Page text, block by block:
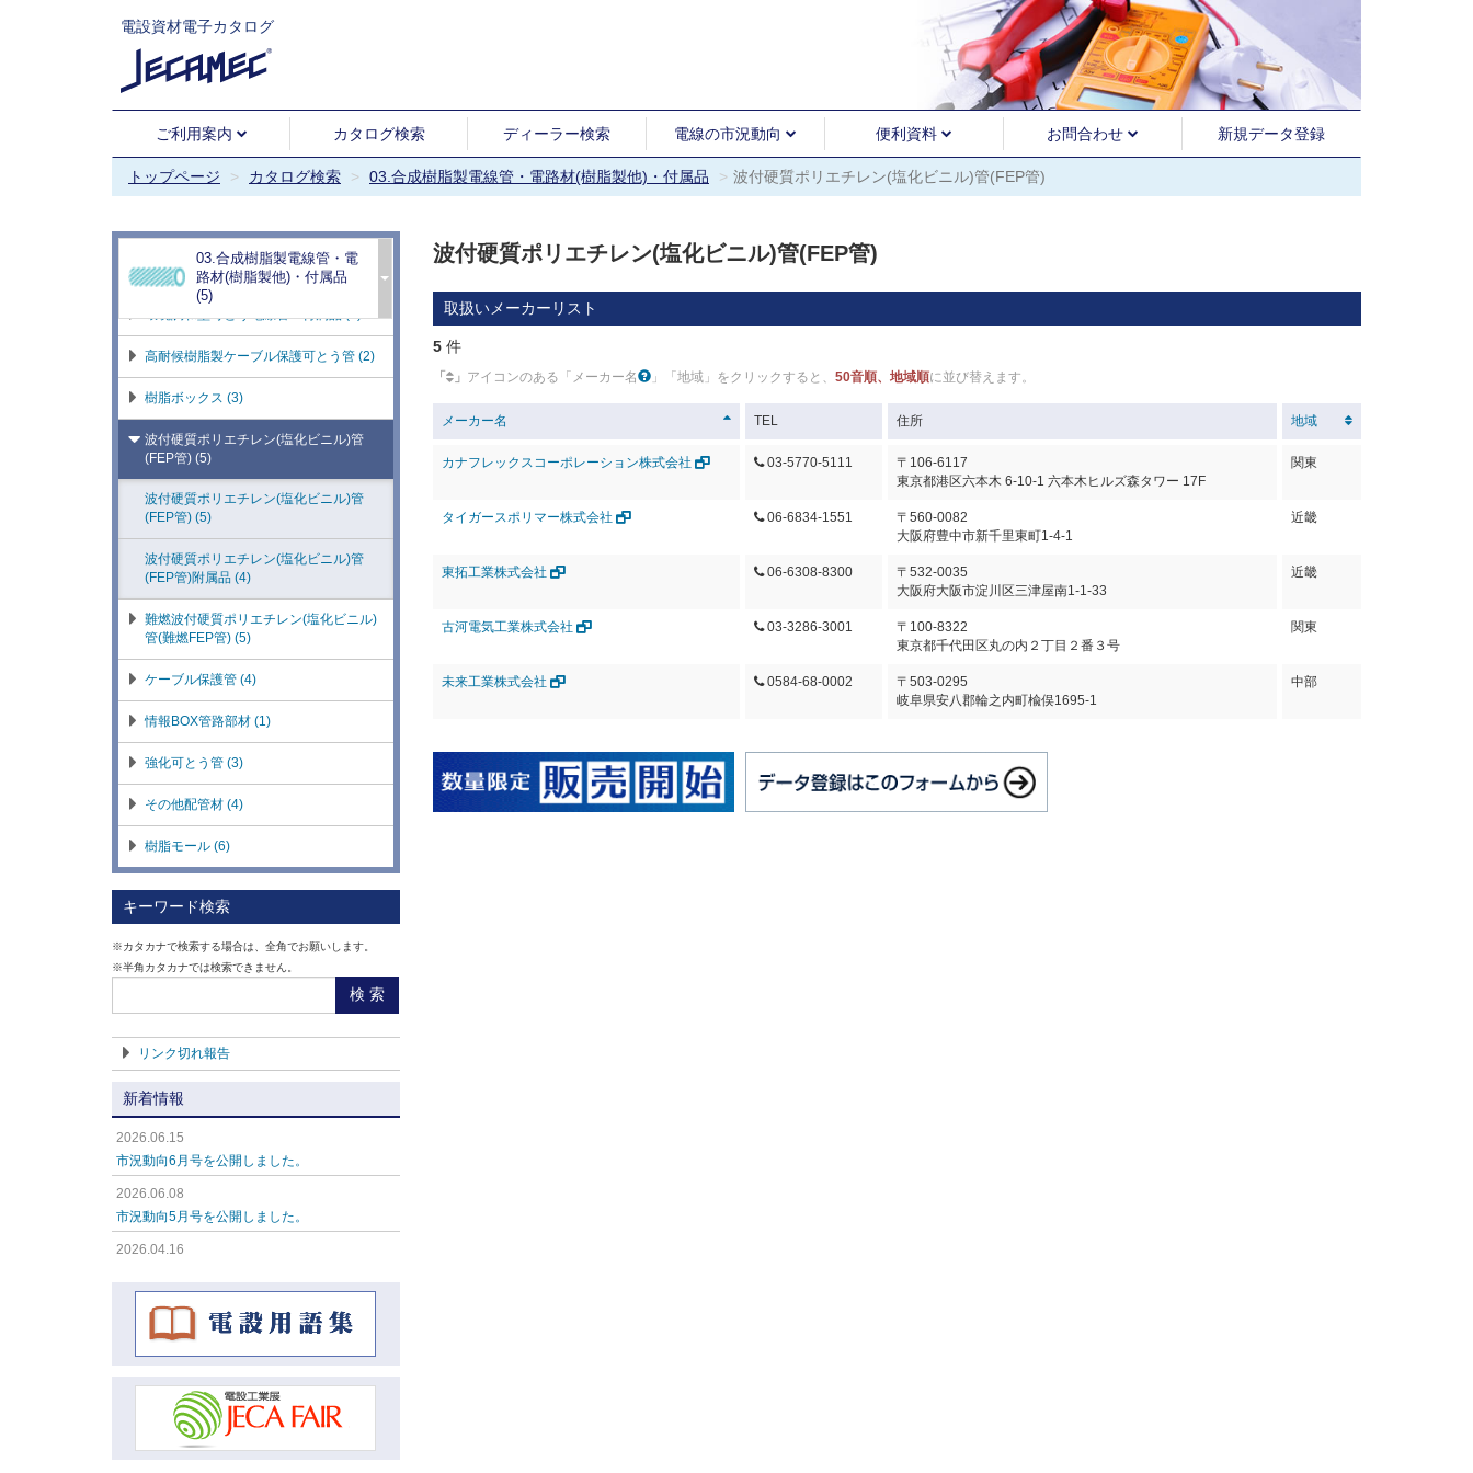
電設資材電子カタログ
ご利用案内 カタログ検索 ディーラー検索 電線の市況動向 便利資料 お問合わせ 新規データ登録
トップページ カタログ検索 03.合成樹脂製電線管・電路材(樹脂製他)・付属品 波付硬質ポリエチレン(塩化ビニル)管(FEP管)
波付硬質ポリエチレン(塩化ビニル)管(FEP管)
取扱いメーカーリスト
5件
「 」 アイコンのある「メーカー名 」「地域」をクリックすると、 50音順、地域順に並び替えます。
メーカー名 TEL 住所 地域
カナフレックスコーポレーション株式会社 03-5770-5111
〒106-6117
東京都港区六本木 6-10-1 六本木ヒルズ森タワー 17F
関東
タイガースポリマー株式会社 06-6834-1551
〒560-0082
大阪府豊中市新千里東町1-4-1
近畿
東拓工業株式会社 06-6308-8300
〒532-0035
大阪府大阪市淀川区三津屋南1-1-33
近畿
古河電気工業株式会社 03-3286-3001
〒100-8322
東京都千代田区丸の内２丁目２番３号
関東
未来工業株式会社 0584-68-0002
〒503-0295
岐阜県安八郡輪之内町楡俣1695-1
中部
03.合成樹脂製電線管・電
路材(樹脂製他)・付属品
(5)
硬質塩化ビニル電線管(VE)・付属品 (2)
付属品 (3)
合成樹脂製可とう電線管 (5)
環境調和型可とう電線管・付属品 (2)
高耐候樹脂製ケーブル保護可とう管 (2)
樹脂ボックス (3)
波付硬質ポリエチレン(塩化ビニル)管
(FEP管) (5)
波付硬質ポリエチレン(塩化ビニル)管
(FEP管) (5)
波付硬質ポリエチレン(塩化ビニル)管
(FEP管)附属品 (4)
難燃波付硬質ポリエチレン(塩化ビニル)
管(難燃FEP管) (5)
ケーブル保護管 (4)
情報BOX管路部材 (1)
強化可とう管 (3)
その他配管材 (4)
樹脂モール (6)
キーワード検索
※カタカナで検索する場合は、全角でお願いします。
※半角カタカナでは検索できません。
検 索
リンク切れ報告
新着情報
2026.06.15
市況動向6月号を公開しました。
2026.06.08
市況動向5月号を公開しました。
2026.04.16
2026.04.16
市況動向3月号を公開しました。
2026.04.16
市況動向2月号を公開しました。
2026.04.16
市況動向1月号を公開しました。